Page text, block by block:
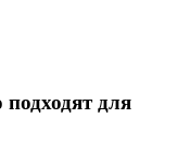
для